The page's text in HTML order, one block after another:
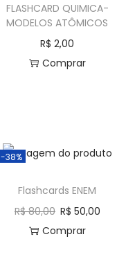
FLASHCARD QUIMICA-
MODELOS ATÔMICOS
R$ 2,00
Comprar
-38%
Flashcards ENEM
R$80,00 R$ 50,00
Comprar